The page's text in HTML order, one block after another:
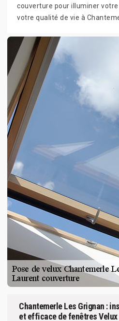
couverture pour illuminer
votre qualité de vie à
Chantemerle Les Grignan :
et efficace de fenêtres Velux